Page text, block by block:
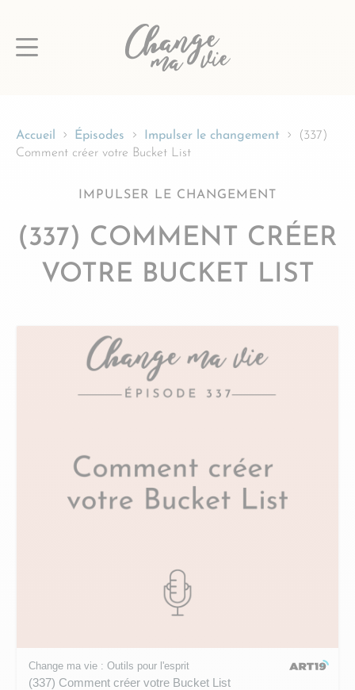
au
Accueil Épisodes Impulser le changement
(337)
Comment créer votre Bucket List
IMPULSER LE CHANGEMENT
(337) COMMENT CRÉER
VOTRE BUCKET LIST
Change ma vie : Outils pour l'esprit
(337) Comment créer votre Bucket List